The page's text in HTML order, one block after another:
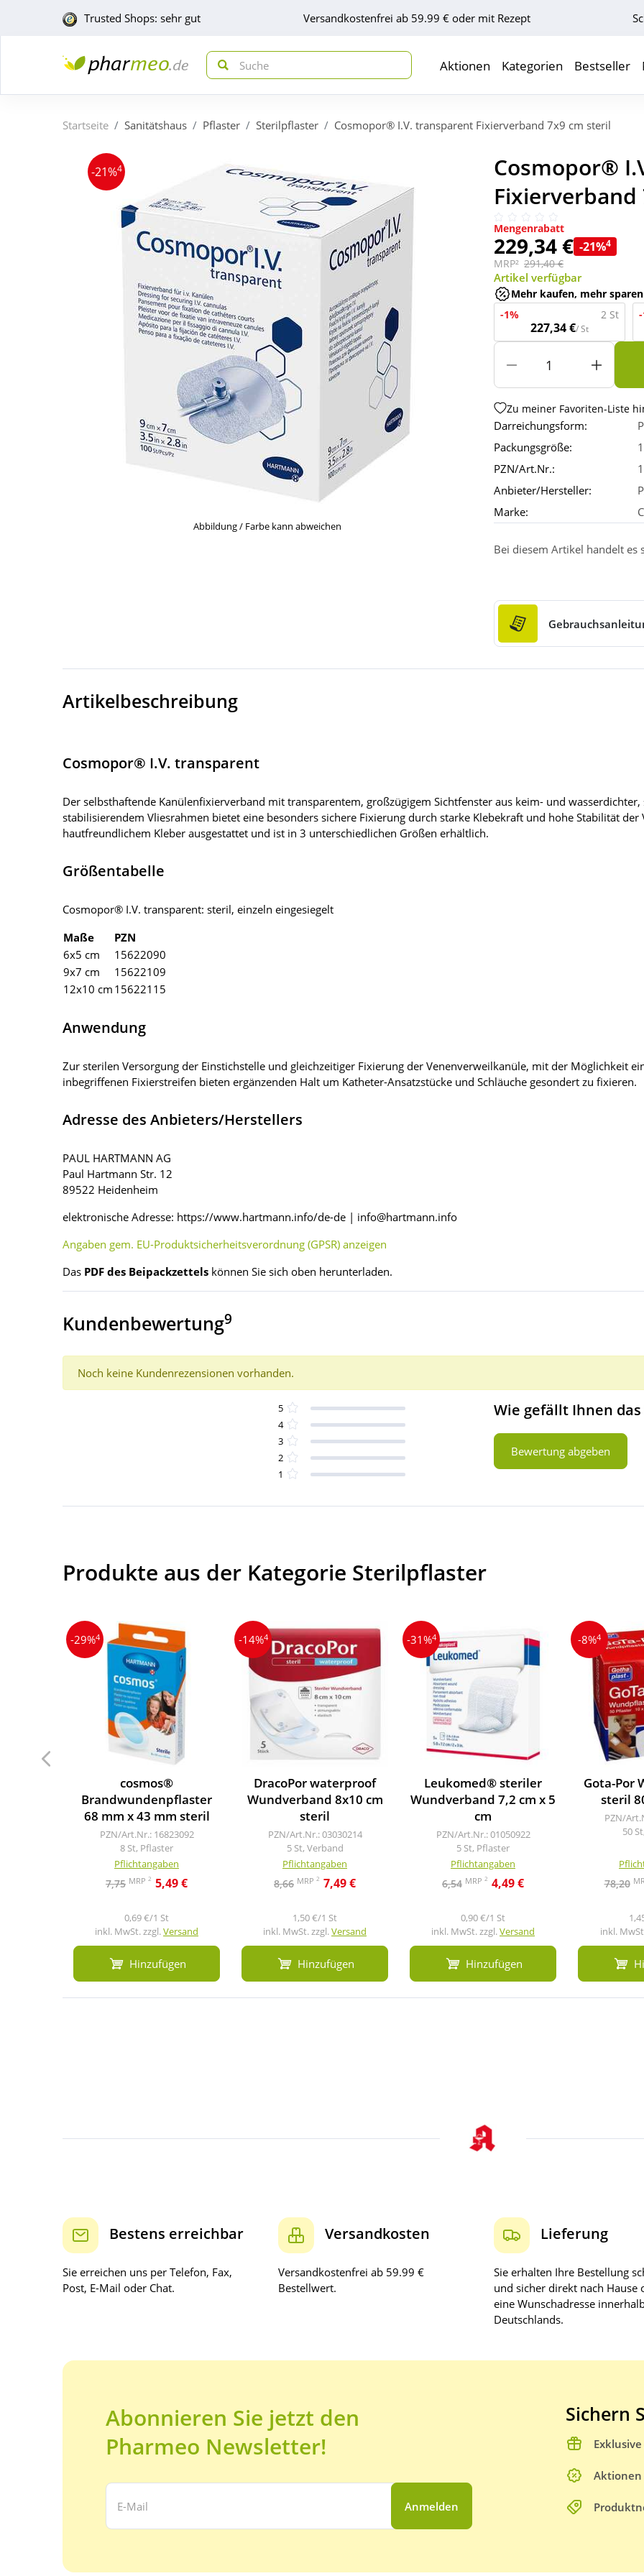
Trusted Shops: sehr gut Versandkostenfrei ab 59.99 € oder mit Rezept
Aktionen Kategorien Bestseller
Startseite Sanitätshaus Pflaster Sterilpflaster Cosmopor® I.V. transparent Fixierverband 7x9 cm steril
-21%4
Abbildung / Farbe kann abweichen
Cosmopor®
Fixierverband
Mengenrabatt
229,34 € -21%4
MRP² 291,40 €
Artikel verfügbar
Mehr kaufen, mehr sparen
-1%
2 St
227,34 €/ St
Zu meiner Favoriten-Liste
Darreichungsform:
Packungsgröße:
PZN/Art.Nr.:
Anbieter/Hersteller:
Marke:
Bei diesem Artikel handelt
Artikelbeschreibung
Cosmopor® I.V. transparent
Der selbsthaftende Kanülenfixierverband mit transparentem, großzügigem Sichtfenster aus keim- und
stabilisierendem Vliesrahmen bietet eine besonders sichere Fixierung durch starke Klebekraft und hohe Stabilität
hautfreundlichem Kleber ausgestattet und ist in 3 unterschiedlichen Größen erhältlich.
Größentabelle
Cosmopor® I.V. transparent: steril, einzeln eingesiegelt
Maße
PZN
6x5 cm
15622090
9x7 cm
15622109
12x10 cm 15622115
Anwendung
Zur sterilen Versorgung der Einstichstelle und gleichzeitiger Fixierung der Venenverweilkanüle, mit der Möglichkeit
inbegriffenen Fixierstreifen bieten ergänzenden Halt um Katheter-Ansatzstücke und Schläuche gesondert zu fixieren.
Adresse des Anbieters/Herstellers
PAUL HARTMANN AG
Paul Hartmann Str. 12
89522 Heidenheim
elektronische Adresse: https://www.hartmann.info/de-de | info@hartmann.info
Angaben gem. EU-Produktsicherheitsverordnung (GPSR) anzeigen
Das PDF des Beipackzettels können Sie sich oben herunterladen.
Kundenbewertung9
Noch keine Kundenrezensionen vorhanden.
5
4
3
2
1
Wie gefällt Ihnen
Bewertung abgeben
Produkte aus der Kategorie Sterilpflaster
-29%4
cosmos®
Brandwundenpflaster
68 mm x 43 mm steril
PZN/Art.Nr.: 16823092
8 St, Pflaster
Pflichtangaben
7,75 MRP 2 5,49 €
0,69 €/1 St
inkl. MwSt. zzgl.Versand
Hinzufügen
-14%4
DracoPor waterproof
Wundverband 8x10 cm
steril
PZN/Art.Nr.: 03030214
5 St, Verband
Pflichtangaben
8,66 MRP 2 7,49 €
1,50 €/1 St
inkl. MwSt. zzgl.Versand
Hinzufügen
-31%4
Leukomed® steriler
Wundverband 7,2 cm x 5
cm
PZN/Art.Nr.: 01050922
5 St, Pflaster
Pflichtangaben
6,54 MRP 2 4,49 €
0,90 €/1 St
inkl. MwSt. zzgl.Versand
Hinzufügen
-8%4
Gota-Por
steril
PZN/
50
78,20
inkl.
Bestens erreichbar
Sie erreichen uns per Telefon, Fax,
Post, E-Mail oder Chat.
Versandkosten
Versandkostenfrei ab 59.99 €
Bestellwert.
Lieferung
Sie erhalten Ihre Bestellung
und sicher direkt nach Hause
eine Wunschadresse
Deutschlands.
Abonnieren Sie jetzt den
Pharmeo Newsletter!
Ihre E-Mail Adresse:
Anmelden
Sichern
Aktionen